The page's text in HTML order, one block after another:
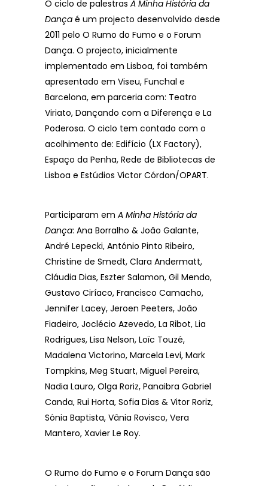
O ciclo de palestras A Minha História da
Dança é um projecto desenvolvido desde
2011 pelo O Rumo do Fumo e o Forum
Dança. O projecto, inicialmente
implementado em Lisboa, foi também
apresentado em Viseu, Funchal e
Barcelona, em parceria com: Teatro
Viriato, Dançando com a Diferença e La
Poderosa. O ciclo tem contado com o
acolhimento de: Edifício (LX Factory),
Espaço da Penha, Rede de Bibliotecas de
Lisboa e Estúdios Victor Córdon/OPART.
Participaram em A Minha História da
Dança: Ana Borralho & João Galante,
André Lepecki, António Pinto Ribeiro,
Christine de Smedt, Clara Andermatt,
Cláudia Dias, Eszter Salamon, Gil Mendo,
Gustavo Ciríaco, Francisco Camacho,
Jennifer Lacey, Jeroen Peeters, João
Fiadeiro, Joclécio Azevedo, La Ribot, Lia
Rodrigues, Lisa Nelson, Loïc Touzé,
Madalena Victorino, Marcela Levi, Mark
Tompkins, Meg Stuart, Miguel Pereira,
Nadia Lauro, Olga Roriz, Panaibra Gabriel
Canda, Rui Horta, Sofia Dias & Vitor Roriz,
Sónia Baptista, Vânia Rovisco, Vera
Mantero, Xavier Le Roy.
O Rumo do Fumo e o Forum Dança são